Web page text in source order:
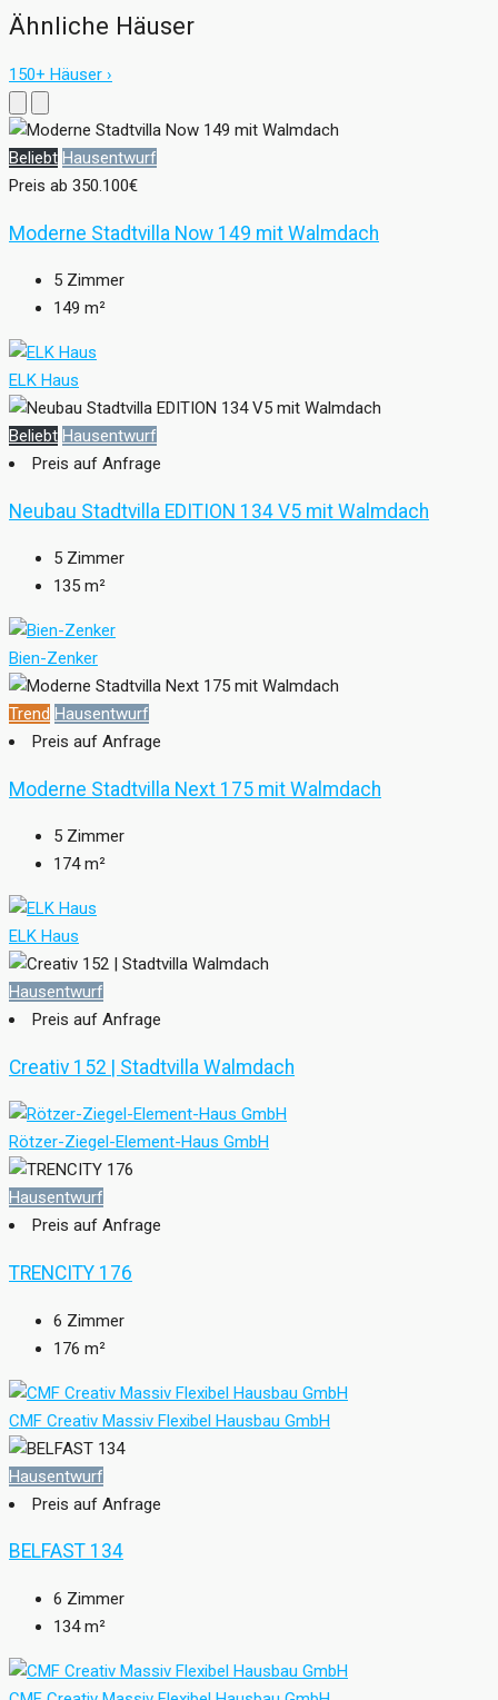
Ähnliche Häuser
150+ Häuser ›
Beliebt Hausentwurf
Preis ab 350.100€
Moderne Stadtvilla Now 149 mit Walmdach
5 Zimmer
149 m²
ELK Haus
Beliebt Hausentwurf
Preis auf Anfrage
Neubau Stadtvilla EDITION 134 V5 mit Walmdach
5 Zimmer
135 m²
Bien-Zenker
Trend Hausentwurf
Preis auf Anfrage
Moderne Stadtvilla Next 175 mit Walmdach
5 Zimmer
174 m²
ELK Haus
Hausentwurf
Preis auf Anfrage
Creativ 152 | Stadtvilla Walmdach
Rötzer-Ziegel-Element-Haus GmbH
Hausentwurf
Preis auf Anfrage
TRENCITY 176
6 Zimmer
176 m²
CMF Creativ Massiv Flexibel Hausbau GmbH
Hausentwurf
Preis auf Anfrage
BELFAST 134
6 Zimmer
134 m²